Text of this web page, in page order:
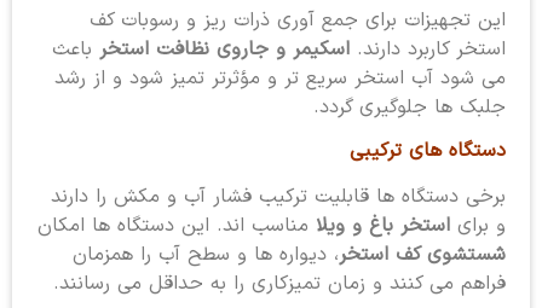
این تجهیزات برای جمع آوری ذرات ریز و رسوبات کف
استخر کاربرد دارند. اسکیمر و جاروی نظافت استخرباعث
می شود آب استخر سریع تر و مؤثرتر تمیز شود و از رشد
جلبک ها جلوگیری گردد.
دستگاه های ترکیبی
برخی دستگاه ها قابلیت ترکیب فشار آب و مکش را دارند
و برای استخر باغ و ویلامناسب اند. این دستگاه ها امکان
شستشوی کف استخر، دیواره ها و سطح آب را همزمان
فراهم می کنند و زمان تمیزکاری را به حداقل می رسانند.